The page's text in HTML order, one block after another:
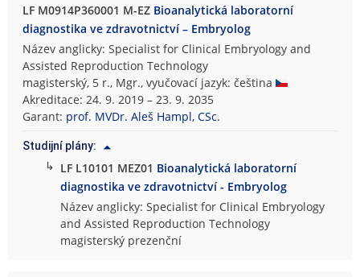
LF M0914P360001 M-EZ Bioanalytická laboratorní
diagnostika ve zdravotnictví – Embryolog
Název anglicky: Specialist for Clinical Embryology and
Assisted Reproduction Technology
magisterský, 5 r., Mgr., vyučovací jazyk: čeština
Akreditace: 24. 9. 2019 – 23. 9. 2035
Garant: prof. MVDr. Aleš Hampl, CSc.
Studijní plány:
↳ LF L10101 MEZ01 Bioanalytická laboratorní
diagnostika ve zdravotnictví - Embryolog
Název anglicky: Specialist for Clinical Embryology
and Assisted Reproduction Technology
magisterský prezenční